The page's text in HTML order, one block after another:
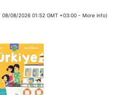
08/08/2026 01:52 GMT +03:00 - More info)